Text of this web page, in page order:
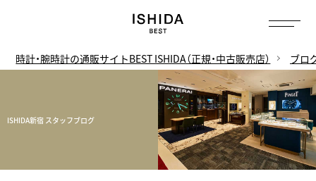
時計・腕時計の通販サイトBEST ISHIDA（正規・中古販売店） ブロ
ISHIDA新宿 スタッフブログ